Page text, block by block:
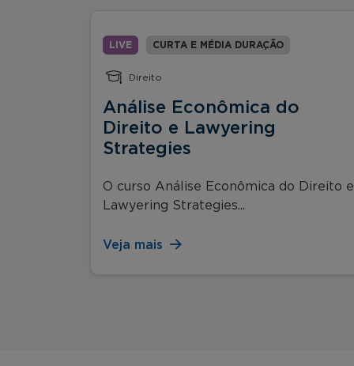
LIVE CURTA E MÉDIA DURAÇÃO
Direito
Análise Econômica do
Direito e Lawyering
Strategies
O curso Análise Econômica do Direito e
Lawyering Strategies...
Veja mais